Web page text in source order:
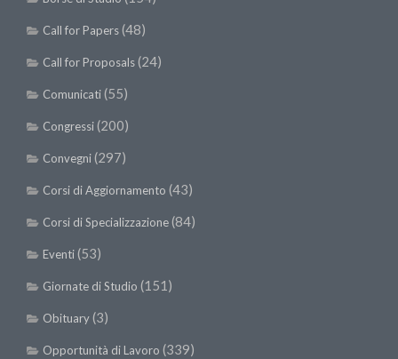
Call for Papers(48)
Call for Proposals(24)
Comunicati(55)
Congressi(200)
Convegni(297)
Corsi di Aggiornamento (43)
Corsi di Specializzazione(84)
Eventi(53)
Giornate di Studio (151)
Obituary(3)
Opportunità di Lavoro (339)